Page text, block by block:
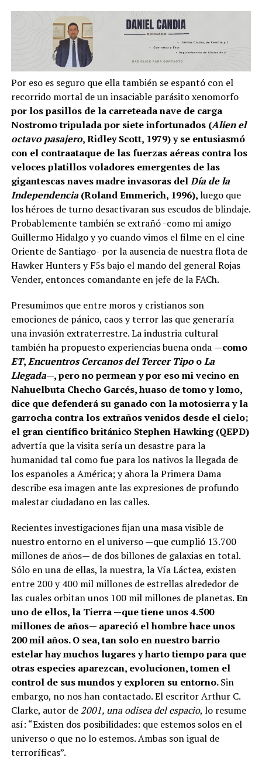
Por eso es seguro que ella también se espantó con el
recorrido mortal de un insaciable parásito xenomorfo
por los pasillos de la carreteada nave de carga
Nostromo tripulada por siete infortunados (Alien el
octavo pasajero, Ridley Scott, 1979) y se entusiasmó
con el contraataque de las fuerzas aéreas contra los
veloces platillos voladores emergentes de las
gigantescas naves madre invasoras delDía de la
Independencia (Roland Emmerich, 1996),luego que
los héroes de turno desactivaran sus escudos de blindaje.
Probablemente también se extrañó -como mi amigo
Guillermo Hidalgo y yo cuando vimos el filme en el cine
Oriente de Santiago- por la ausencia de nuestra flota de
Hawker Hunters y F5s bajo el mando del general Rojas
Vender, entonces comandante en jefe de la FACh.
Presumimos que entre moros y cristianos son
emociones de pánico, caos y terror las que generaría
una invasión extraterrestre. La industria cultural
también ha propuesto experiencias buena onda —como
ET,Encuentros Cercanos del Tercer TipooLa
Llegada—, pero no permean y por eso mi vecino en
Nahuelbuta Checho Garcés, huaso de tomo y lomo,
dice que defenderá su ganado con la motosierra y la
garrocha contra los extraños venidos desde el cielo;
el gran científico británico Stephen Hawking (QEPD)
advertía que la visita sería un desastre para la
humanidad tal como fue para los nativos la llegada de
los españoles a América; y ahora la Primera Dama
describe esa imagen ante las expresiones de profundo
malestar ciudadano en las calles.
Recientes investigaciones fijan una masa visible de
nuestro entorno en el universo —que cumplió 13.700
millones de años— de dos billones de galaxias en total.
Sólo en una de ellas, la nuestra, la Vía Láctea, existen
entre 200 y 400 mil millones de estrellas alrededor de
las cuales orbitan unos 100 mil millones de planetas.En
uno de ellos, la Tierra —que tiene unos 4.500
millones de años— apareció el hombre hace unos
200 mil años. O sea, tan solo en nuestro barrio
estelar hay muchos lugares y harto tiempo para que
otras especies aparezcan, evolucionen, tomen el
control de sus mundos y exploren su entorno.Sin
embargo, no nos han contactado. El escritor Arthur C.
Clarke, autor de 2001, una odisea del espacio, lo resume
así: “Existen dos posibilidades: que estemos solos en el
universo o que no lo estemos. Ambas son igual de
terroríficas”.